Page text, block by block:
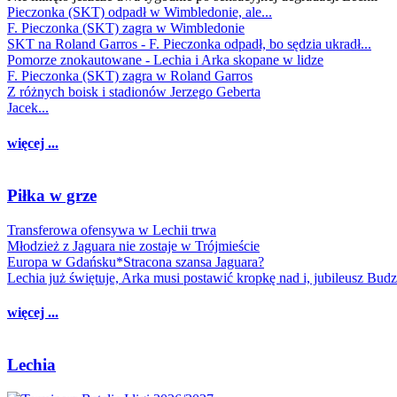
Pieczonka (SKT) odpadł w Wimbledonie, ale...
F. Pieczonka (SKT) zagra w Wimbledonie
SKT na Roland Garros - F. Pieczonka odpadł, bo sędzia ukradł...
Pomorze znokautowane - Lechia i Arka skopane w lidze
F. Pieczonka (SKT) zagra w Roland Garros
Z różnych boisk i stadionów Jerzego Geberta
Jacek...
więcej ...
Piłka w grze
Transferowa ofensywa w Lechii trwa
Młodzież z Jaguara nie zostaje w Trójmieście
Europa w Gdańsku*Stracona szansa Jaguara?
Lechia już świętuje, Arka musi postawić kropkę nad i, jubileusz
więcej ...
Lechia